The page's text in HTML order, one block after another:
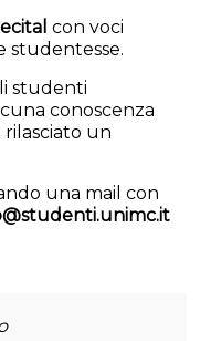
con voci
studentesse.
studenti
conoscenza
rilasciato un
una mail con